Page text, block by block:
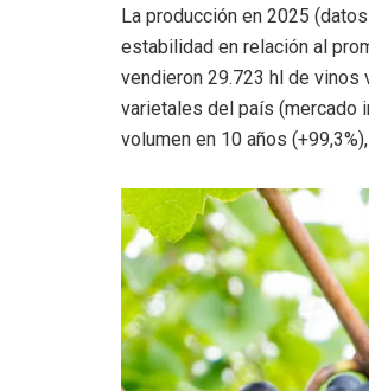
La producción en 2025
estabilidad en relación al
vendieron 29.723 hl de vinos
varietales del país (mercado
volumen en 10 años